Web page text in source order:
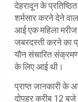
देहरादून के
शर्मसार करने देने
आई एक महिला
जबरदस्ती करने का
यौन संचारित
के लिए आई थी।
प्राप्त जानकारी के
दोपहर करीब 12